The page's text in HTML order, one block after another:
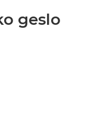
geslo